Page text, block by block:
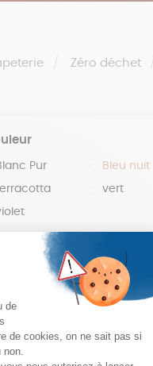
Zéro déchet
Pur Bleu nuit
vert